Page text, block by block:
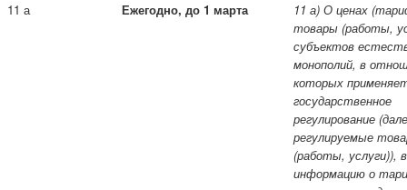
11 а Ежегодно, до 1 марта
11 а) О ценах
товары (работы,
субъектов
монополий, в
которых
государственное
регулирование
регулируемые
(работы, услуги)),
информацию о